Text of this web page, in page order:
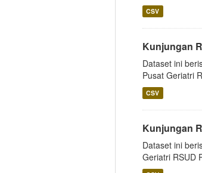
CSV
Kunjungan
Dataset ini
Pusat Geriatri
CSV
Kunjungan
Dataset ini
Geriatri RSUD